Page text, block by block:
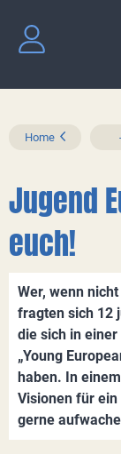
Home -
Jugend
euch!
Wer, wenn
fragten sich 12
die sich in
„Young
haben. In
Visionen für ein
gerne